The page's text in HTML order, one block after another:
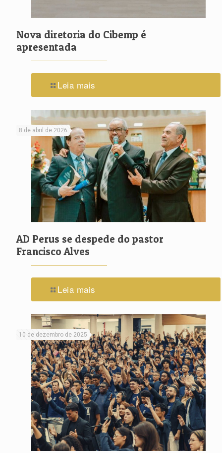
Nova diretoria do Cibemp é
apresentada
Leia mais
8 de abril de 2026
AD Perus se despede do pastor
Francisco Alves
Leia mais
10 de dezembro de 2025